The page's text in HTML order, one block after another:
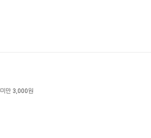
만 3,000원